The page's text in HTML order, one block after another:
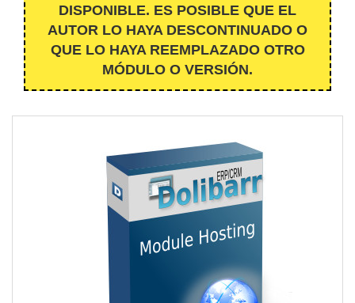
DISPONIBLE. ES POSIBLE QUE EL
AUTOR LO HAYA DESCONTINUADO O
QUE LO HAYA REEMPLAZADO OTRO
MÓDULO O VERSIÓN.